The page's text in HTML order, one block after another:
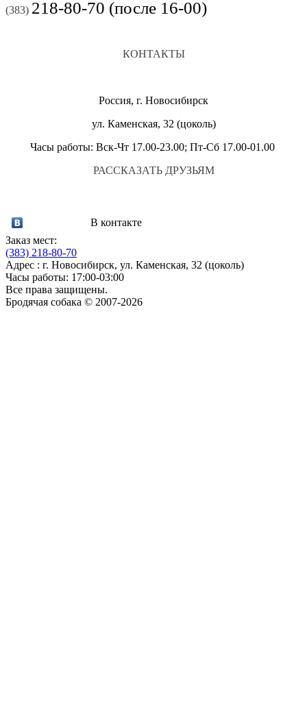
(383) 218-80-70 (после 16-00)
КОНТАКТЫ
Россия, г. Новосибирск
ул. Каменская, 32 (цоколь)
Часы работы: Вск-Чт 17.00-23.00; Пт-Сб 17.00-01.00
РАССКАЗАТЬ ДРУЗЬЯМ
В контакте
Заказ мест:
(383) 218-80-70
Адрес : г. Новосибирск, ул. Каменская, 32 (цоколь)
Часы работы: 17:00-03:00
Все права защищены.
Бродячая собака © 2007-2026